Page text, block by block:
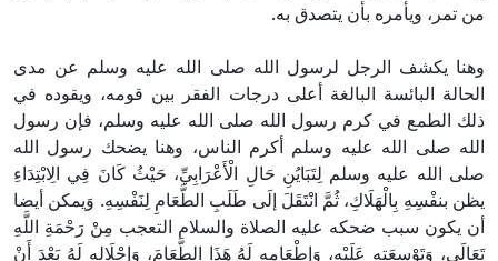
من تمر، ويأمره بأن يتصدق به.
وهنا يكشف الرجل لرسول الله صلى الله عليه وسلم عن مدى
الحالة البائسة البالغة أعلى درجات الفقر بين قومه، ويقوده في
ذلك الطمع في كرم رسول الله صلى الله عليه وسلم، فإن رسول
الله صلى الله عليه وسلم أكرم الناس، وهنا يضحك رسول الله
صلى الله عليه وسلم لِتَبَايُنِ حَالِ الْأَعْرَابِيِّ، حَيْثُ كَانَ فِي الِابْتِدَاءِ
يظن بنفْسِهِ بِالْهَلَاكِ، ثُمَّ انْتَقَلَ إلَى طَلَبِ الطَّعَامِ لِنَفْسِهِ. وَيمكن أيضا
أن يكون سبب ضحكه عليه الصلاة والسلام التعجب مِنْ رَحْمَةِ اللَّهِ
تَعَالَى، وَتَوْسِعَتِهِ عَلَيْهِ، وَإِطْعَامِهِ لَهُ هَذَا الطَّعَامَ، وَإِحْلَالِهِ لَهُ بَعْدَ أَنْ